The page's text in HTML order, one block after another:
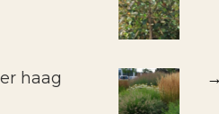
haag
→